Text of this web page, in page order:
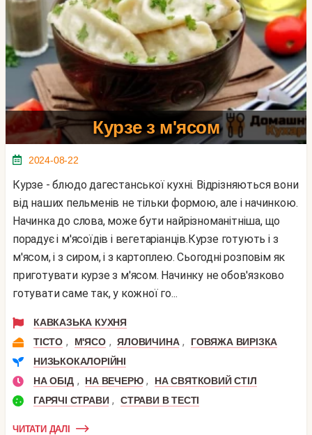
Курзе з м'ясом
2024-08-22
Курзе - блюдо дагестанської кухні. Відрізняються вони
від наших пельменів не тільки формою, але і начинкою.
Начинка до слова, може бути найрізноманітніша, що
порадує і м'ясоїдів і вегетаріанців.Курзе готують і з
м'ясом, і з сиром, і з картоплею. Сьогодні розповім як
приготувати курзе з м'ясом. Начинку не обов'язково
готувати саме так, у кожної го...
КАВКАЗЬКА КУХНЯ
ТІСТО , М'ЯСО , ЯЛОВИЧИНА ,
ГОВЯЖА ВИРІЗКА
НИЗЬКОКАЛОРІЙНІ
НА ОБІД , НА ВЕЧЕРЮ ,
НА СВЯТКОВИЙ СТІЛ
ГАРЯЧІ СТРАВИ , СТРАВИ В ТЕСТІ
ЧИТАТИ ДАЛІ